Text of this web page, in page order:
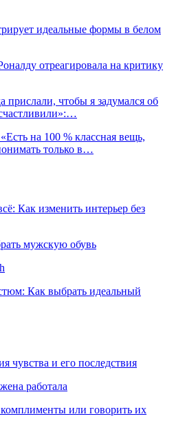
идеальные формы в белом
отреагировала на критику
прислали, чтобы я задумался об
на 100 % классная вещь,
только в…
Как изменить интерьер без
мужскую обувь
Как выбрать идеальный
чувства и его последствия
работала
комплименты или говорить их